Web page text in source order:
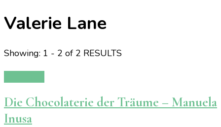
Valerie Lane
Showing: 1 - 2 of 2 RESULTS
Die Chocolaterie der Träume – Manuela
Inusa